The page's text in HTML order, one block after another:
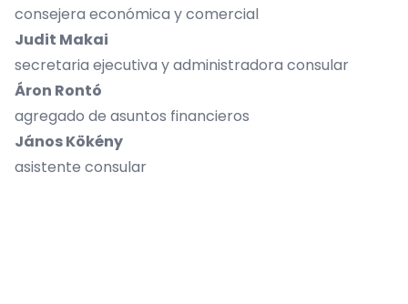
consejera económica y comercial
Judit Makai
secretaria ejecutiva y administradora consular
Áron Rontó
agregado de asuntos financieros
János Kökény
asistente consular